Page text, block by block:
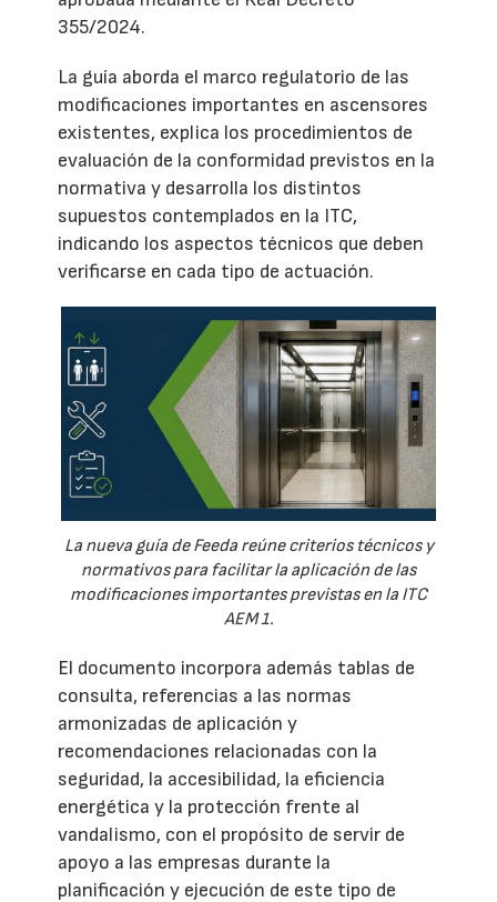
355/2024.
La guía aborda el marco regulatorio de las
modificaciones importantes en ascensores
existentes, explica los procedimientos de
evaluación de la conformidad previstos en la
normativa y desarrolla los distintos
supuestos contemplados en la ITC,
indicando los aspectos técnicos que deben
verificarse en cada tipo de actuación.
La nueva guía de Feeda reúne criterios técnicos y
normativos para facilitar la aplicación de las
modificaciones importantes previstas en la ITC
AEM 1.
El documento incorpora además tablas de
consulta, referencias a las normas
armonizadas de aplicación y
recomendaciones relacionadas con la
seguridad, la accesibilidad, la eficiencia
energética y la protección frente al
vandalismo, con el propósito de servir de
apoyo a las empresas durante la
planificación y ejecución de este tipo de